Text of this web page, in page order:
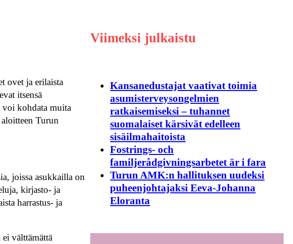
ovet ja erilaista
itsensä
voi kohdata muita
Turun
joissa asukkailla on
kirjasto- ja
harrastus- ja
välttämättä
Viimeksi julkaistu
Kansanedustajat vaativat toimia
asumisterveysongelmien
ratkaisemiseksi – tuhannet
suomalaiset kärsivät edelleen
sisäilmahaitoista
Fostrings- och
familjerådgivningsarbetet är i fara
Turun AMK:n hallituksen uudeksi
puheenjohtajaksi Eeva-Johanna
Eloranta